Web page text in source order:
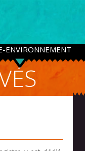
ENVIRONNEMENT